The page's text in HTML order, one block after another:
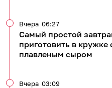
Самый простой
приготовить в
плавленым сыром
Вчера 06:27
Вчера 03:09